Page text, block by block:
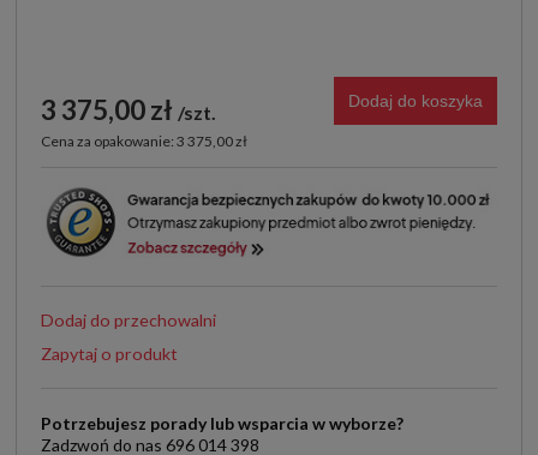
3 375,00 zł szt.
Cena za opakowanie: 3 375,00 zł
Dodaj do koszyka
Dodaj do przechowalni
Zapytaj o produkt
Potrzebujesz porady lub wsparcia w wyborze?
Zadzwoń do nas 696 014 398